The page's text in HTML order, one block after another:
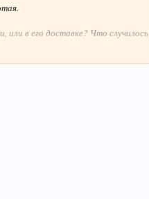
или в его доставке? Что случилось